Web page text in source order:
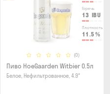
Горечь
13 IBU
Плотность
11.5 %
(0)
Пиво HoeGaarden Witbier 0.5л
Белое, Нефильтрованное, 4.9°